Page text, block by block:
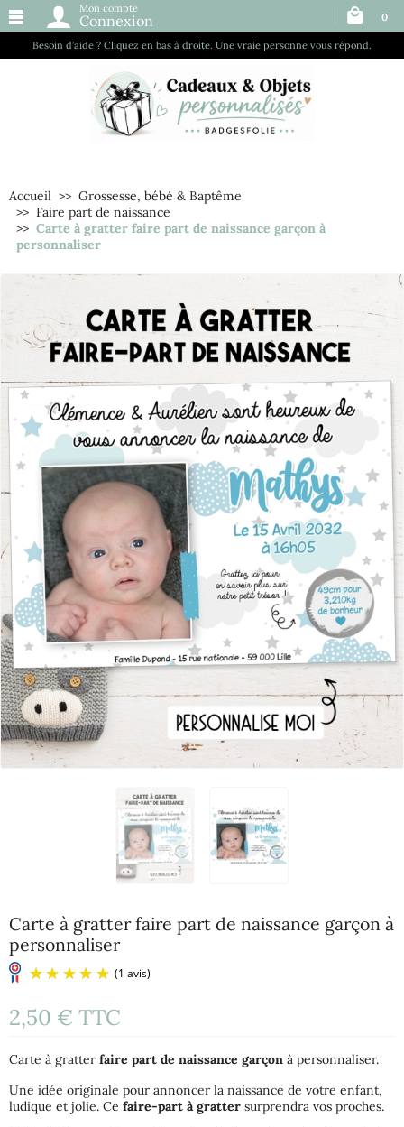
Besoin d’aide ? Cliquez en bas à droite. Une vraie personne vous répond.
Mon compte
Connexion 0
Accueil
Grossesse, bébé & Baptême
Faire part de naissance
Carte à gratter faire part de naissance garçon à
personnaliser
Carte à gratter faire part de naissance garçon à
personnaliser
2,50 € TTC
Carte à gratter faire part de naissance garçon à personnaliser.
Une idée originale pour annoncer la naissance de votre enfant,
ludique et jolie. Ce faire-part à gratter surprendra vos proches.